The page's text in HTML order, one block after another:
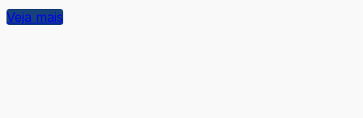
Veja mais